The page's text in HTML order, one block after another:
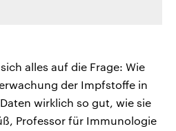
alles auf die Frage: Wie
der Impfstoffe in
wirklich so gut, wie sie
Professor für Immunologie